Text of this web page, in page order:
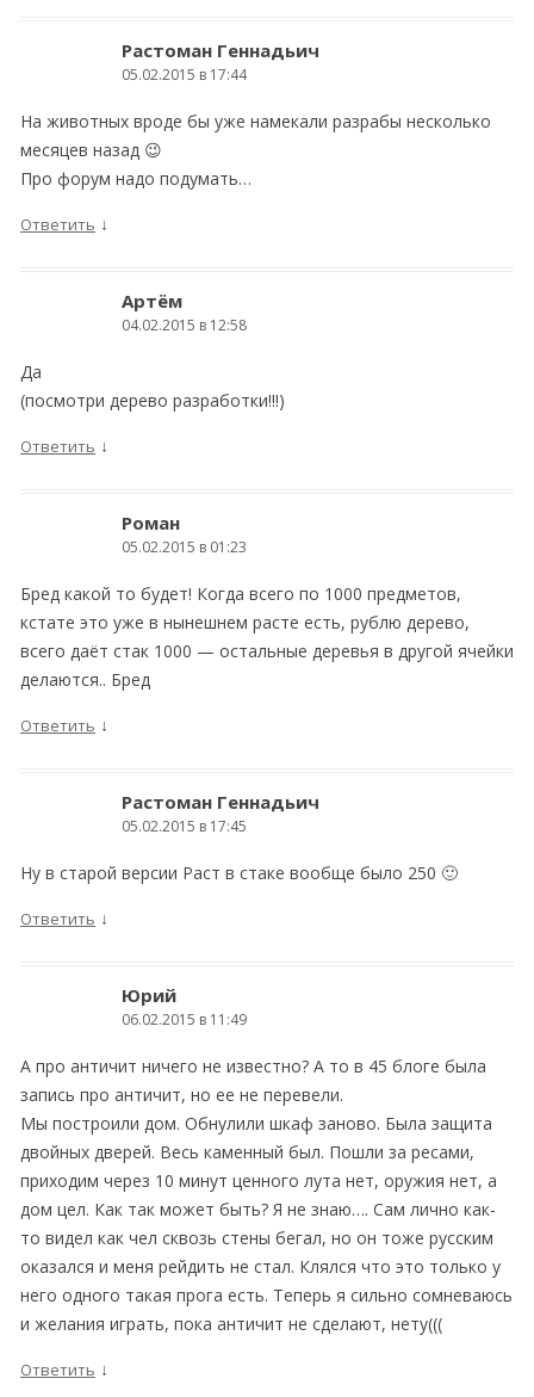
Растоман Геннадьич
05.02.2015 в 17:44
На животных вроде бы уже намекали разрабы несколько
месяцев назад 😉
Про форум надо подумать…
Ответить ↓
Артём
04.02.2015 в 12:58
Да
(посмотри дерево разработки!!!)
Ответить ↓
Роман
05.02.2015 в 01:23
Бред какой то будет! Когда всего по 1000 предметов,
кстате это уже в нынешнем расте есть, рублю дерево,
всего даёт стак 1000 — остальные деревья в другой ячейки
делаются.. Бред
Ответить ↓
Растоман Геннадьич
05.02.2015 в 17:45
Ну в старой версии Раст в стаке вообще было 250 🙂
Ответить ↓
Юрий
06.02.2015 в 11:49
А про античит ничего не известно? А то в 45 блоге была
запись про античит, но ее не перевели.
Мы построили дом. Обнулили шкаф заново. Была защита
двойных дверей. Весь каменный был. Пошли за ресами,
приходим через 10 минут ценного лута нет, оружия нет, а
дом цел. Как так может быть? Я не знаю…. Сам лично как-
то видел как чел сквозь стены бегал, но он тоже русским
оказался и меня рейдить не стал. Клялся что это только у
него одного такая прога есть. Теперь я сильно сомневаюсь
и желания играть, пока античит не сделают, нету(((
Ответить ↓